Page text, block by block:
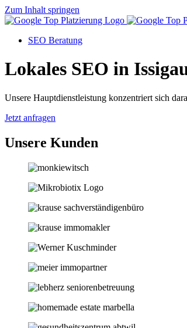
Zum Inhalt springen
SEO Beratung
Lokales SEO in
Unsere Hauptdienstleistung konzentriert sich
Jetzt anfragen
Unsere Kunden